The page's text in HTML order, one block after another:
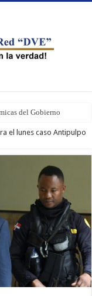
del Gobierno
el lunes caso Antipulpo